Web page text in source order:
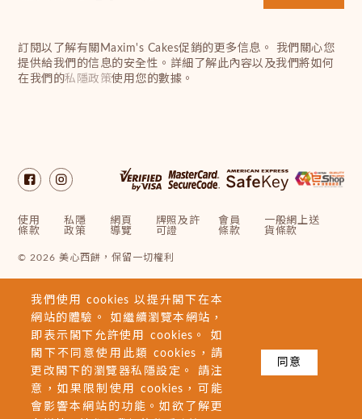
訂閱以了解有關Maxim's Cakes促銷的更多信息。 我們關心您
提供給我們的信息的安全性。詳細了解此內容以及我們將如何
在我們的私隱政策使用您的數據。
使用
條款
私隱
政策
網頁
導覽
牌照及許
可證
會員
條款
一般網上送
貨條款
© 2026 美心西餅，保留一切權利
我們使用 cookies 以提升閣下在本
網站的體驗。 如繼續瀏覽本網站，
即表示閣下允許使用 cookies。 如
閣下不同意使用此類 cookies，請
更改閣下的瀏覽器私隱設定。 請注
意，如果限制使用 cookies，可能
會影響本網站的功能。如欲了解更
同意